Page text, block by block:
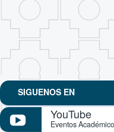
SIGUENOS EN
YouTube
Eventos